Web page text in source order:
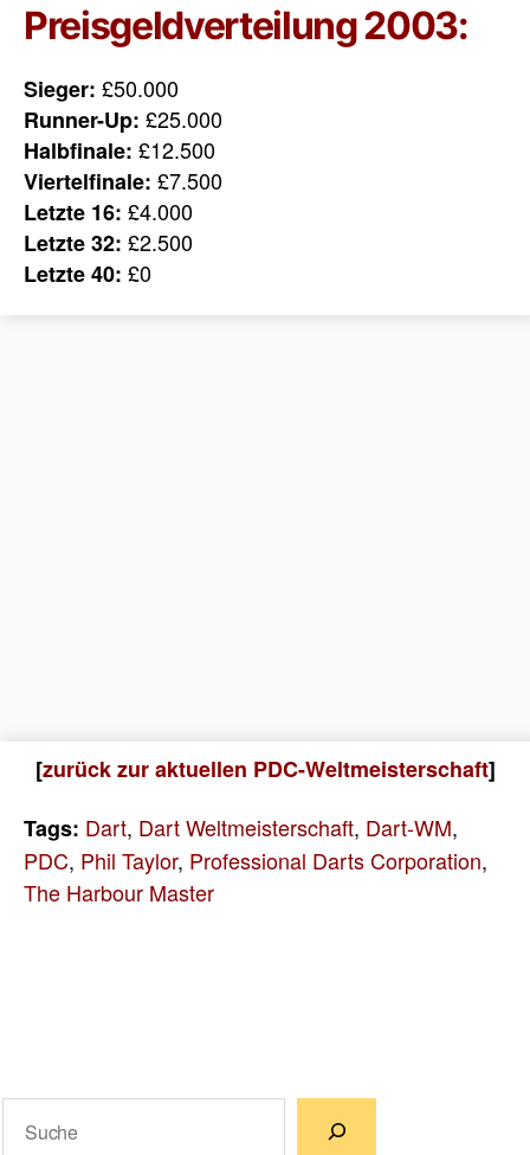
Preisgeldverteilung 2003:
Sieger: £50.000
Runner-Up: £25.000
Halbfinale: £12.500
Viertelfinale: £7.500
Letzte 16: £4.000
Letzte 32: £2.500
Letzte 40: £0
[zurück zur aktuellen PDC-Weltmeisterschaft]
Tags: Dart, Dart Weltmeisterschaft, Dart-WM,
PDC, Phil Taylor, Professional Darts Corporation,
The Harbour Master